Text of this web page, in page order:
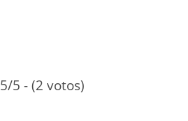
5/5 - (2 votos)